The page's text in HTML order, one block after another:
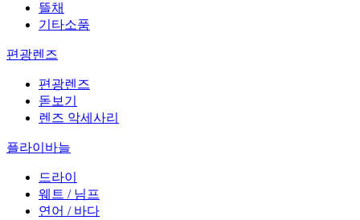
뜰채
기타소품
편광렌즈
편광렌즈
돋보기
렌즈 악세사리
플라이바늘
드라이
웨트 / 님프
연어 / 바다